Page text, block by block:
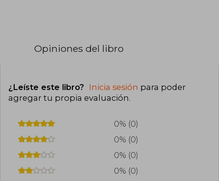
Opiniones del libro
¿Leíste este libro? Inicia sesión para poder
agregar tu propia evaluación.
0% (0)
0% (0)
0% (0)
0% (0)